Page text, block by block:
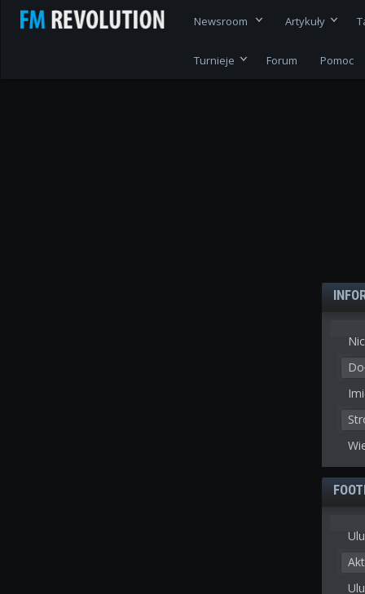
Newsroom Artykuły
Turnieje Forum Pomoc